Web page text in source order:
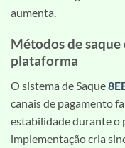
aumenta.
Métodos de
plataforma
O sistema de Saque
canais de pagamento
estabilidade durante o
implementação cria